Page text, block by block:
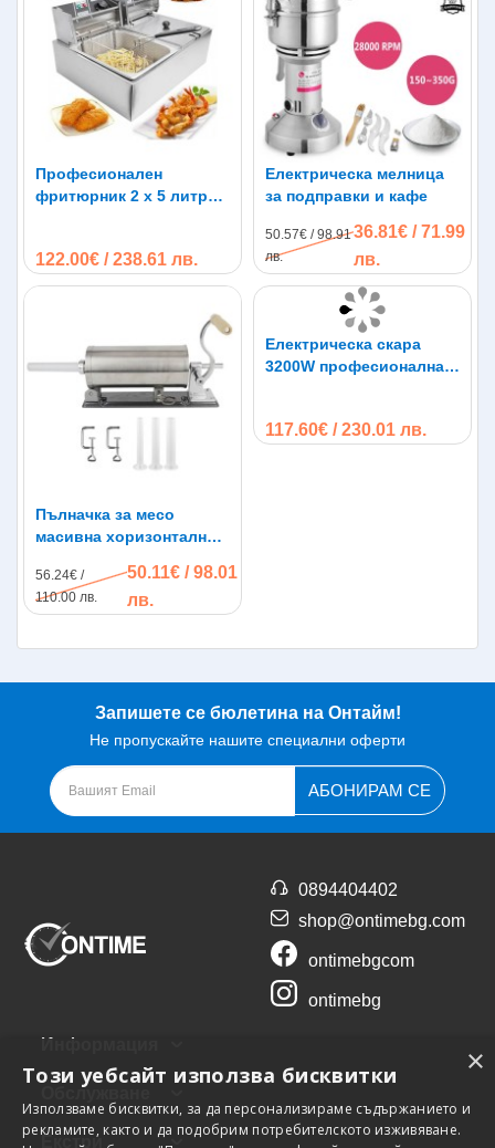
Професионален
фритюрник 2 х 5 литра
122.00€ / 238.61 лв.
Електрическа мелница
за подправки и кафе
50.57€ / 98.91
лв.
36.81€ / 71.99
лв.
Пълначка за месо
масивна хоризонтална
56.24€ /
110.00 лв.
50.11€ / 98.01
лв.
Електрическа скара
3200W професионална
металокерамика
117.60€ / 230.01 лв.
Запишете се бюлетина на Онтайм!
Не пропускайте нашите специални оферти
АБОНИРАМ СЕ
0894404402
shop@ontimebg.com
ontimebgcom
ontimebg
Информация
Обслужване
Екстри
×
Този уебсайт използва бисквитки
Използваме бисквитки, за да персонализираме съдържанието и
рекламите, както и да подобрим потребителското изживяване.